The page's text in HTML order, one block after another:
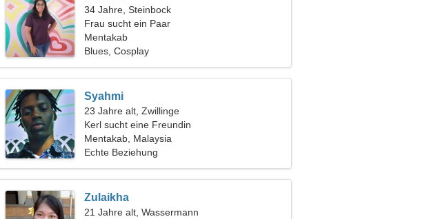
34 Jahre, Steinbock
Frau sucht ein Paar
Mentakab
Blues, Cosplay
Syahmi
23 Jahre alt, Zwillinge
Kerl sucht eine Freundin
Mentakab, Malaysia
Echte Beziehung
Zulaikha
21 Jahre alt, Wassermann